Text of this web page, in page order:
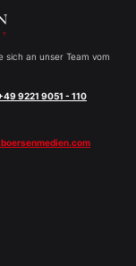
sich an unser Team vom
9221 9051 - 110